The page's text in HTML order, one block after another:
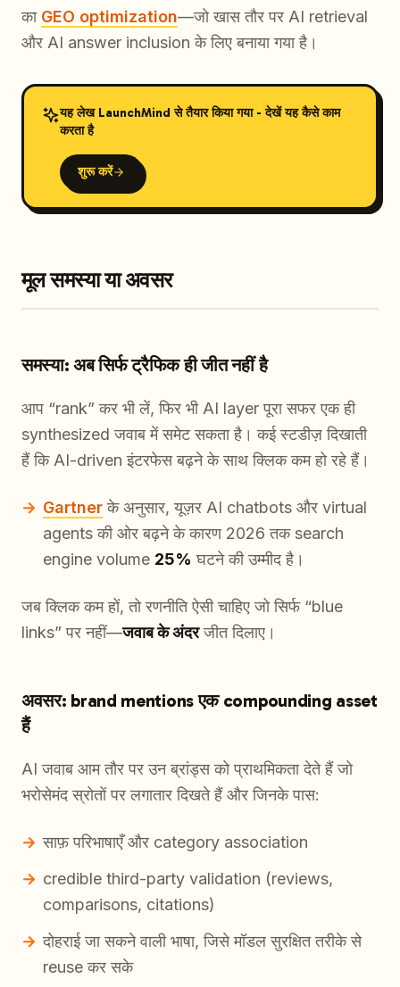
का GEO optimization—जो खास तौर पर AI retrieval
और AI answer inclusion के लिए बनाया गया है।
यह लेख LaunchMind से तैयार किया गया - देखें यह कैसे काम
करता है
शुरू करें
मूल समस्या या अवसर
समस्या: अब सिर्फ ट्रैफिक ही जीत नहीं है
आप “rank” कर भी लें, फिर भी AI layer पूरा सफर एक ही
synthesized जवाब में समेट सकता है। कई स्टडीज़ दिखाती
हैं कि AI-driven इंटरफेस बढ़ने के साथ क्लिक कम हो रहे हैं।
Gartnerके अनुसार, यूज़र AI chatbots और virtual
agents की ओर बढ़ने के कारण 2026 तक search
engine volume 25% घटने की उम्मीद है।
जब क्लिक कम हों, तो रणनीति ऐसी चाहिए जो सिर्फ “blue
links” पर नहीं—जवाब के अंदरजीत दिलाए।
अवसर: brand mentions एक compounding asset
हैं
AI जवाब आम तौर पर उन ब्रांड्स को प्राथमिकता देते हैं जो
भरोसेमंद स्रोतों पर लगातार दिखते हैं और जिनके पास:
साफ़ परिभाषाएँ और category association
credible third-party validation (reviews,
comparisons, citations)
दोहराई जा सकने वाली भाषा, जिसे मॉडल सुरक्षित तरीके से
reuse कर सके